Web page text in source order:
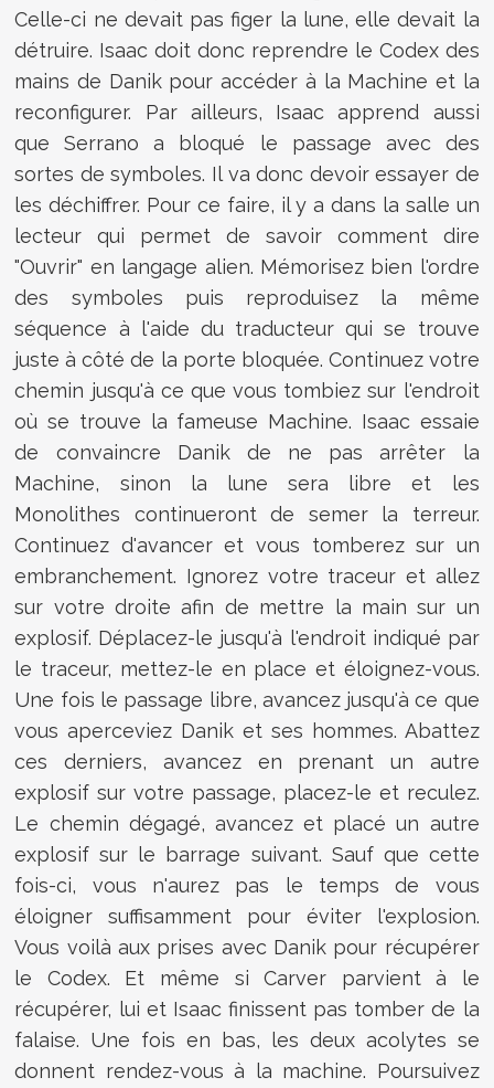
Celle-ci ne devait pas figer la lune, elle devait la
détruire. Isaac doit donc reprendre le Codex des
mains de Danik pour accéder à la Machine et la
reconfigurer. Par ailleurs, Isaac apprend aussi
que Serrano a bloqué le passage avec des
sortes de symboles. Il va donc devoir essayer de
les déchiffrer. Pour ce faire, il y a dans la salle un
lecteur qui permet de savoir comment dire
"Ouvrir" en langage alien. Mémorisez bien l'ordre
des symboles puis reproduisez la même
séquence à l'aide du traducteur qui se trouve
juste à côté de la porte bloquée. Continuez votre
chemin jusqu'à ce que vous tombiez sur l'endroit
où se trouve la fameuse Machine. Isaac essaie
de convaincre Danik de ne pas arrêter la
Machine, sinon la lune sera libre et les
Monolithes continueront de semer la terreur.
Continuez d'avancer et vous tomberez sur un
embranchement. Ignorez votre traceur et allez
sur votre droite afin de mettre la main sur un
explosif. Déplacez-le jusqu'à l'endroit indiqué par
le traceur, mettez-le en place et éloignez-vous.
Une fois le passage libre, avancez jusqu'à ce que
vous aperceviez Danik et ses hommes. Abattez
ces derniers, avancez en prenant un autre
explosif sur votre passage, placez-le et reculez.
Le chemin dégagé, avancez et placé un autre
explosif sur le barrage suivant. Sauf que cette
fois-ci, vous n'aurez pas le temps de vous
éloigner suffisamment pour éviter l'explosion.
Vous voilà aux prises avec Danik pour récupérer
le Codex. Et même si Carver parvient à le
récupérer, lui et Isaac finissent pas tomber de la
falaise. Une fois en bas, les deux acolytes se
donnent rendez-vous à la machine. Poursuivez